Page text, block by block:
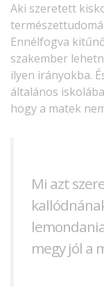
Aki szeretett
Ennélfogva
szakember
ilyen irányokba.
általános
hogy a matek
Mi azt
megy jól a